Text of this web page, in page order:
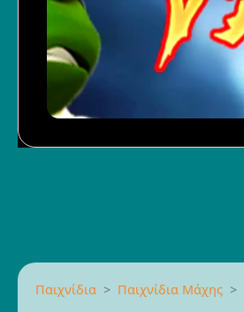
Παιχνίδια Παιχνίδια Μάχης